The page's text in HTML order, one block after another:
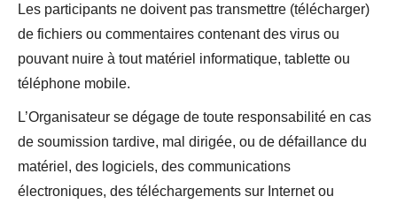
Les participants ne doivent pas transmettre (télécharger)
de fichiers ou commentaires contenant des virus ou
pouvant nuire à tout matériel informatique, tablette ou
téléphone mobile.
L’Organisateur se dégage de toute responsabilité en cas
de soumission tardive, mal dirigée, ou de défaillance du
matériel, des logiciels, des communications
électroniques, des téléchargements sur Internet ou